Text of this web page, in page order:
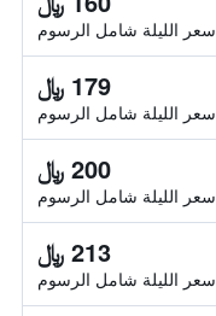
سعر الليلة شامل الرسوم
179 ﷼
سعر الليلة شامل الرسوم
200 ﷼
سعر الليلة شامل الرسوم
213 ﷼
سعر الليلة شامل الرسوم